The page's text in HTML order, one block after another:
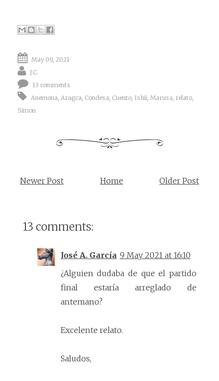
May 09, 2021
J.C.
13 comments
Anemona, Aragca, Condesa, Cuento, Ishii, Marusa, relato,
Simon
Newer Post Older Post
Home
13 comments:
José A. García 9 May 2021 at 16:10
¿Alguien dudaba de que el partido
final estaría arreglado de
antemano?
Excelente relato.
Saludos,